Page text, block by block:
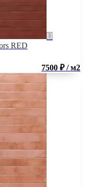
RED
7500 ₽ / м2